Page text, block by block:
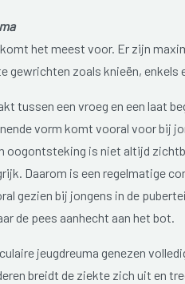
het meest voor. Er zijn
gewrichten zoals knieën, enkels
tussen een vroeg en een laat
vorm komt vooral voor bij
oogontsteking is niet altijd
Daarom is een regelmatige
gezien bij jongens in de
de pees aanhecht aan het bot.
jeugdreuma genezen
breidt de ziekte zich uit en